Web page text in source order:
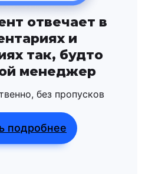
отвечает в
и
так, будто
менеджер
без пропусков
подробнее